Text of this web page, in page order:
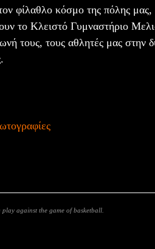
φίλαθλο κόσμο της πόλης
το Κλειστό Γυμναστήριο
τους, τους αθλητές μας στην
against the game of basketball.